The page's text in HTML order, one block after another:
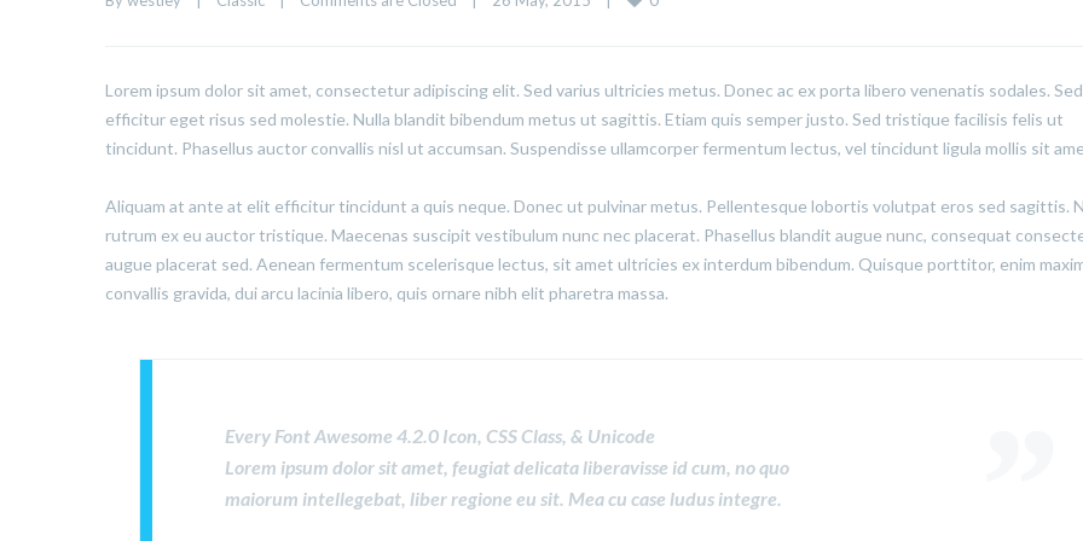
Lorem ipsum dolor sit amet, consectetur adipiscing elit. Sed varius ultricies metus. Donec ac ex porta libero venenatis sodales. Sed
efficitur eget risus sed molestie. Nulla blandit bibendum metus ut sagittis. Etiam quis semper justo. Sed tristique facilisis felis ut
tincidunt. Phasellus auctor convallis nisl ut accumsan. Suspendisse ullamcorper fermentum lectus, vel tincidunt ligula mollis sit
Aliquam at ante at elit efficitur tincidunt a quis neque. Donec ut pulvinar metus. Pellentesque lobortis volutpat eros sed sagittis.
rutrum ex eu auctor tristique. Maecenas suscipit vestibulum nunc nec placerat. Phasellus blandit augue nunc, consequat
augue placerat sed. Aenean fermentum scelerisque lectus, sit amet ultricies ex interdum bibendum. Quisque porttitor, enim
convallis gravida, dui arcu lacinia libero, quis ornare nibh elit pharetra massa.
Every Font Awesome 4.2.0 Icon, CSS Class, & Unicode
Lorem ipsum dolor sit amet, feugiat delicata liberavisse id cum, no quo
maiorum intellegebat, liber regione eu sit. Mea cu case ludus integre.